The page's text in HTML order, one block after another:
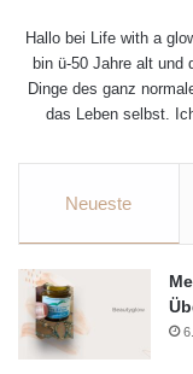
Hallo bei Life with a
bin ü-50 Jahre alt und
Dinge des ganz
das Leben selbst.
Neueste